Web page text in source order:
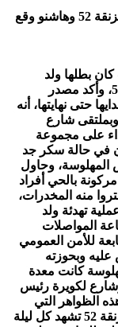
ابن امسيك…ولد عائشة النار دار روينة في الزنقة 52 وهاشنو وقع
كان بطلها ولد
عائشة النار الذي يقطن بحي الحفرة الزنقة 57، وأكد مصدر
حتى نهايتها، أنه
وبملتقى شارع
على مجموعة
في حالة سكر جد
المهلوسة، وحاول
بالحي أفراد
منه المخدرات،
تهدئة ولد
المواصلات
للأمن العمومي
عليه وبحوزته
كانت معدة
ويناشد ساكنة أحياء الحسنية 1/2/3 وشارع لكويرة رئيس
الظواهر التي
تعرض حياتهم وحياة أبناءهم للخطر، كما أن زنقة 52 تشهد كل ليلة